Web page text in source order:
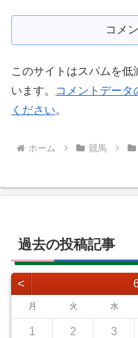
コメ
このサイトはスパムを低
います。
コメントデータ
ください。
ホーム 競馬
過去の投稿記事
<
月 火 水
1 2 3